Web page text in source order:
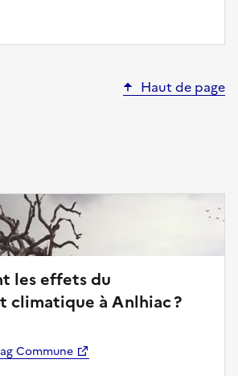
Haut de page
les effets du
climatique à Anlhiac ?
Commune